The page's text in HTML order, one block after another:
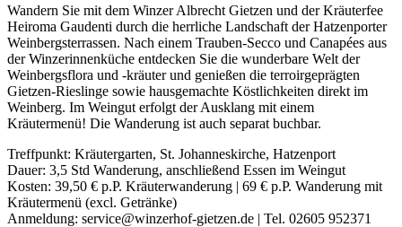
Wandern Sie mit dem Winzer Albrecht Gietzen und der Kräuterfee
Heiroma Gaudenti durch die herrliche Landschaft der Hatzenporter
Weinbergsterrassen. Nach einem Trauben-Secco und Canapées aus
der Winzerinnenküche entdecken Sie die wunderbare Welt der
Weinbergsflora und -kräuter und genießen die terroirgeprägten
Gietzen-Rieslinge sowie hausgemachte Köstlichkeiten direkt im
Weinberg. Im Weingut erfolgt der Ausklang mit einem
Kräutermenü! Die Wanderung ist auch separat buchbar.
Treffpunkt: Kräutergarten, St. Johanneskirche, Hatzenport
Dauer: 3,5 Std Wanderung, anschließend Essen im Weingut
Kosten: 39,50 € p.P. Kräuterwanderung | 69 € p.P. Wanderung mit
Kräutermenü (excl. Getränke)
Anmeldung: service@winzerhof-gietzen.de | Tel. 02605 952371